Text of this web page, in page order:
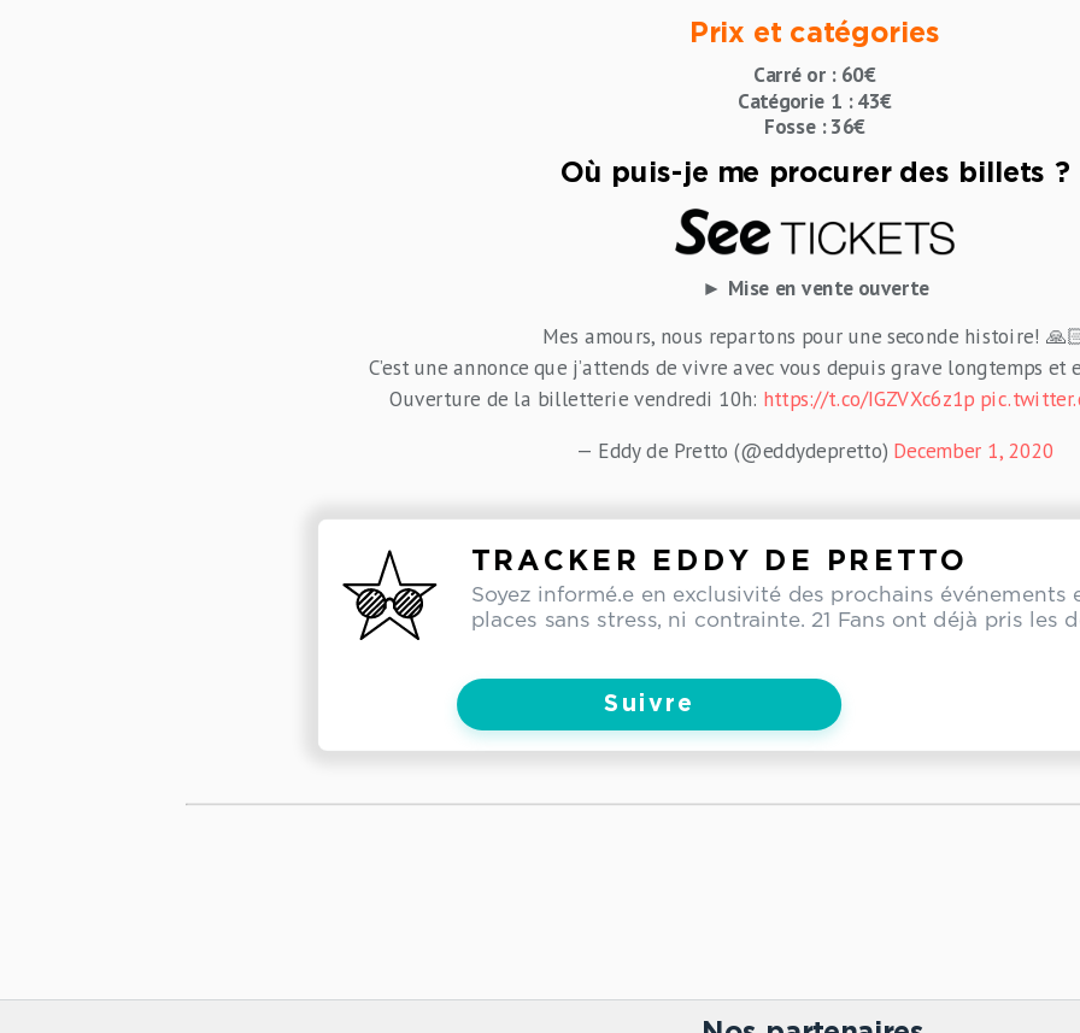
Prix et catégories
Carré or : 60€
Catégorie 1 : 43€
Fosse : 36€
Où puis-je me procurer des billets ?
► Mise en vente ouverte
Mes amours, nous repartons pour une seconde histoire!
C’est une annonce que j’attends de vivre avec vous depuis grave longtemps et
Ouverture de la billetterie vendredi 10h: https://t.co/IGZVXc6z1p
— Eddy de Pretto (@eddydepretto) December 1, 2020
TRACKER EDDY DE PRETTO
Soyez informé.e en exclusivité des prochains événements
places sans stress, ni contrainte. 21 Fans ont déjà pris les
Suivre